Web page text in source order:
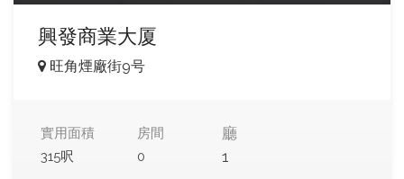
興發商業大厦
旺角煙廠街9号
實用面積
315呎
房間
0
廳
1